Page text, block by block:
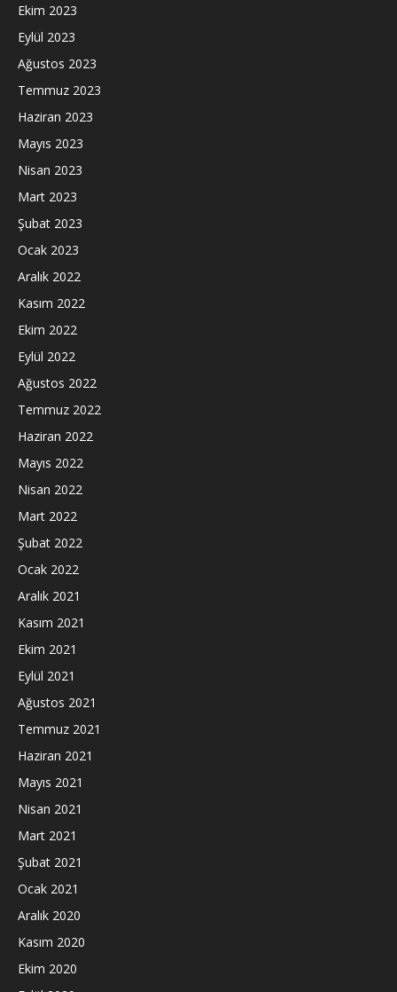
Ekim 2023
Eylül 2023
Ağustos 2023
Temmuz 2023
Haziran 2023
Mayıs 2023
Nisan 2023
Mart 2023
Şubat 2023
Ocak 2023
Aralık 2022
Kasım 2022
Ekim 2022
Eylül 2022
Ağustos 2022
Temmuz 2022
Haziran 2022
Mayıs 2022
Nisan 2022
Mart 2022
Şubat 2022
Ocak 2022
Aralık 2021
Kasım 2021
Ekim 2021
Eylül 2021
Ağustos 2021
Temmuz 2021
Haziran 2021
Mayıs 2021
Nisan 2021
Mart 2021
Şubat 2021
Ocak 2021
Aralık 2020
Kasım 2020
Ekim 2020